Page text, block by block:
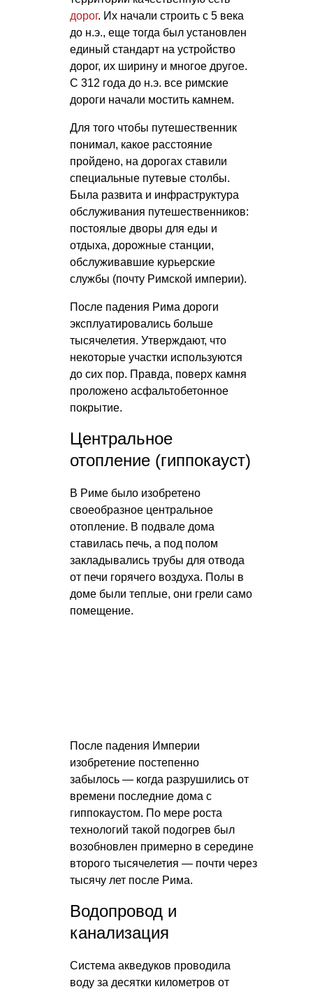
дорог. Их начали строить с 5 века
до н.э., еще тогда был установлен
единый стандарт на устройство
дорог, их ширину и многое другое.
С 312 года до н.э. все римские
дороги начали мостить камнем.
Для того чтобы путешественник
понимал, какое расстояние
пройдено, на дорогах ставили
специальные путевые столбы.
Была развита и инфраструктура
обслуживания путешественников:
постоялые дворы для еды и
отдыха, дорожные станции,
обслуживавшие курьерские
службы (почту Римской империи).
После падения Рима дороги
эксплуатировались больше
тысячелетия. Утверждают, что
некоторые участки используются
до сих пор. Правда, поверх камня
проложено асфальтобетонное
покрытие.
Центральное
отопление (гиппокауст)
В Риме было изобретено
своеобразное центральное
отопление. В подвале дома
ставилась печь, а под полом
закладывались трубы для отвода
от печи горячего воздуха. Полы в
доме были теплые, они грели само
помещение.
После падения Империи
изобретение постепенно
забылось — когда разрушились от
времени последние дома с
гиппокаустом. По мере роста
технологий такой подогрев был
возобновлен примерно в середине
второго тысячелетия — почти через
тысячу лет после Рима.
Водопровод и
канализация
Система акведуков проводила
воду за десятки километров от